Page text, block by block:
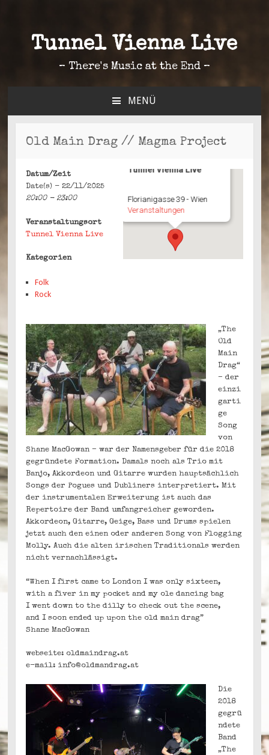
Tunnel Vienna Live
– There's Music at the End –
MENÜ
SPRINGEN
Old Main Drag // Magma Project
Tunnel Vienna Live
Florianigasse 39 - Wien
Veranstaltungen
Datum/Zeit
Date(s) - 22/11/2025
20:00 - 23:00
Veranstaltungsort
Tunnel Vienna Live
Kategorien
Folk
Rock
„The
Old
Main
Drag“
– der
einzi
garti
ge
Song
von
Shane MacGowan – war der Namensgeber für die 2018
gegründete Formation. Damals noch als Trio mit
Banjo, Akkordeon und Gitarre wurden hauptsächlich
Songs der Pogues und Dubliners interpretiert. Mit
der instrumentalen Erweiterung ist auch das
Repertoire der Band umfangreicher geworden.
Akkordeon, Gitarre, Geige, Bass und Drums spielen
jetzt auch den einen oder anderen Song von Flogging
Molly. Auch die alten irischen Traditionals werden
nicht vernachlässigt.
“When I first came to London I was only sixteen,
with a fiver in my pocket and my ole dancing bag
I went down to the dilly to check out the scene,
and I soon ended up upon the old main drag”
Shane MacGowan
webseite: oldmaindrag.at
e-mail: info@oldmandrag.at
Die
2018
gegrü
ndete
Band
„The